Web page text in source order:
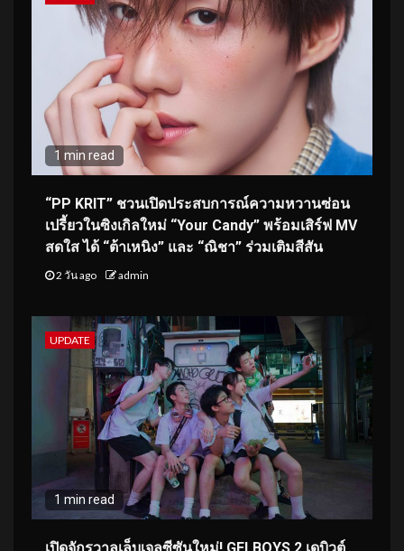
1 min read
“PP KRIT” ชวนเปิดประสบการณ์ความหวานซ่อน
เปรี้ยวในซิงเกิลใหม่ “Your Candy” พร้อมเสิร์ฟ MV
สดใส ได้ “ต้าเหนิง” และ “ณิชา” ร่วมเติมสีสัน
2 วัน ago admin
UPDATE
1 min read
เปิดจักรวาลเล็บเจลซีซันใหม่! GELBOYS 2 เดบิวต์